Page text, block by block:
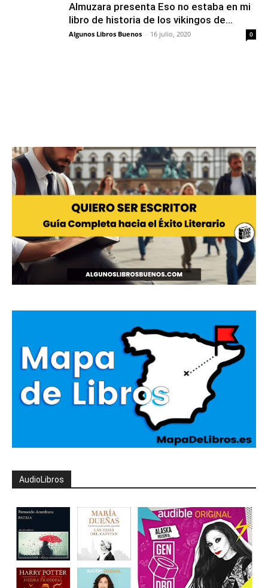
Almuzara presenta Eso no estaba en mi
libro de historia de los vikingos de...
Algunos Libros Buenos - 16 julio, 2020 0
AudioLibros